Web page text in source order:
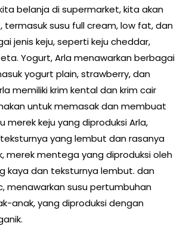
belanja di supermarket, kita akan
termasuk susu full cream, low fat, dan
jenis keju, seperti keju cheddar,
Yogurt, Arla menawarkan berbagai
yogurt plain, strawberry, dan
memiliki krim kental dan krim cair
untuk memasak dan membuat
merek keju yang diproduksi Arla,
yang lembut dan rasanya
merek mentega yang diproduksi oleh
kaya dan teksturnya lembut. dan
menawarkan susu pertumbuhan
anak, yang diproduksi dengan